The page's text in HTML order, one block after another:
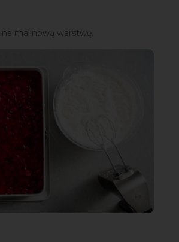
malinową warstwę.